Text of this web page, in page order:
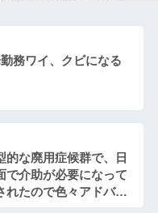
ウムクーヘン売ったり
ライブしててムカついた
示談しなかった」←これ
いてないんですけど」と逆
ャンポケ斉藤「同意があっ
です。本当です。信じて下
」 ←何でこの主張が通ら
の？
務ワイ、クビになる
的な廃用症候群で、日
で介助が必要になって
れたので色々アドバイ